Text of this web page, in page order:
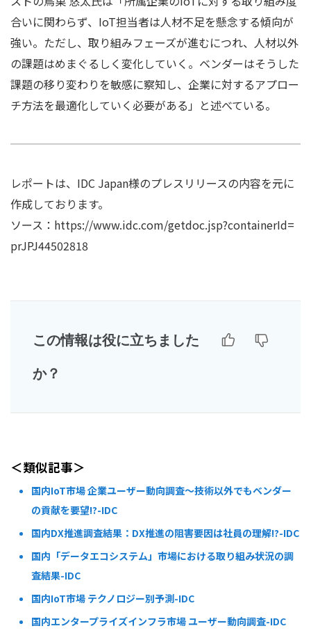
合いに関わらず、IoT担当者は人材不足を懸念する傾向が
強い。ただし、取り組みフェーズが進むにつれ、人材以外
の課題はめまぐるしく変化していく。ベンダーはそうした
課題の移り変わりを敏感に察知し、企業に対するアプロー
チ方法を最適化していく必要がある」と述べている。
レポートは、IDC Japan様のプレスリリースの内容を元に
作成しております。
ソース：https://www.idc.com/getdoc.jsp?containerId=
prJPJ44502818
この情報は役に立ちました
か？
＜類似記事＞
国内IoT市場 企業ユーザー動向調査～技術以外でもベンダー
の貢献を要望!?-IDC
国内DX推進調査結果：DX推進の阻害要因は社員の理解!?-IDC
国内「データエコシステム」市場における取り組み状況の調
査結果-IDC
国内IoT市場 テクノロジー別予測-IDC
国内エンタープライズインフラ市場 ユーザー動向調査-IDC